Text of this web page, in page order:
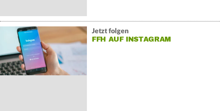
Jetzt folgen
FFH AUF INSTAGRAM